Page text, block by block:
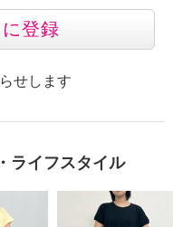
登録
せします
ライフスタイル